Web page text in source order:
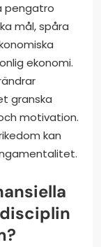
pengatro
mål, spåra
ekonomi.
granska
motivation.
kan